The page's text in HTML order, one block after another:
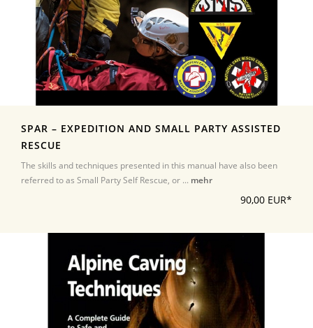
SPAR – EXPEDITION AND SMALL PARTY ASSISTED
RESCUE
The skills and techniques presented in this manual have also been
referred to as Small Party Self Rescue, or ... mehr
90,00 EUR*